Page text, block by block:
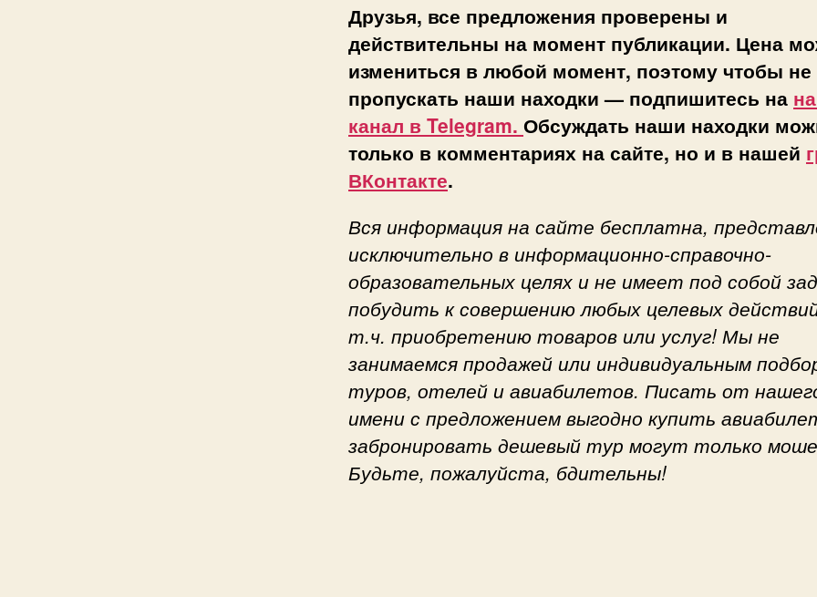
Друзья, все предложения проверены и
действительны на момент публикации. Цена
измениться в любой момент, поэтому чтобы не
пропускать наши находки — подпишитесь на
канал в Telegram. Обсуждать наши находки
только в комментариях на сайте, но и в нашей
ВКонтакте.
Вся информация на сайте бесплатна,
исключительно в информационно-справочно-
образовательных целях и не имеет под собой
побудить к совершению любых целевых
т.ч. приобретению товаров или услуг! Мы не
занимаемся продажей или индивидуальным
туров, отелей и авиабилетов. Писать от
имени с предложением выгодно купить
забронировать дешевый тур могут только
Будьте, пожалуйста, бдительны!